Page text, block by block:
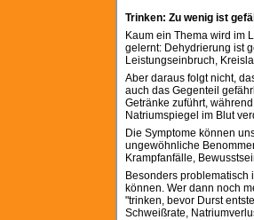
Trinken: Zu wenig ist
Kaum ein Thema wird im
gelernt: Dehydrierung ist
Leistungseinbruch,
Aber daraus folgt nicht,
auch das Gegenteil
Getränke zuführt,
Natriumspiegel im Blut
Die Symptome können
ungewöhnliche
Krampfanfälle,
Besonders problematisch
können. Wer dann noch
"trinken, bevor Durst
Schweißrate,